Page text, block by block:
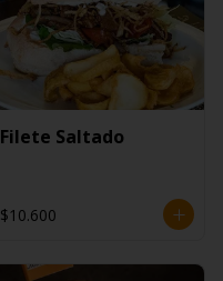
Filete Saltado
$10.600